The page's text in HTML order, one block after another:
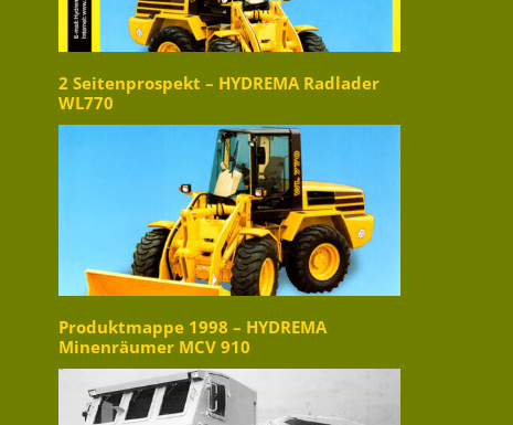
2 Seitenprospekt – HYDREMA Radlader
WL770
Produktmappe 1998 – HYDREMA
Minenräumer MCV 910